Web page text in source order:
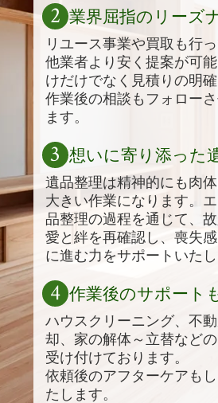
業界屈指のリーズ
リユース事業や買取も行っ
他業者より安く提案が可
けだけでなく見積りの明確
作業後の相談もフォロー
ます。
2
想いに寄り添った
遺品整理は精神的にも肉
大きい作業になります。
品整理の過程を通じて、
愛と絆を再確認し、喪失
に進む力をサポートいたし
3
作業後のサポート
ハウスクリーニング、不
却、家の解体～立替など
受け付けております。
依頼後のアフターケアも
たします。
4